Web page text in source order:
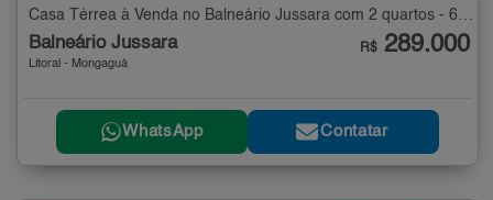
Balneário Jussara
Litoral - Mongaguá
R$ 289.000
WhatsApp Contatar